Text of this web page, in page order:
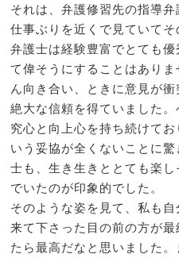
それは、弁護修習先の指導
仕事ぶりを近くで見ていて
弁護士は経験豊富でとても
て偉そうにすることはあり
ん向き合い、ときに意見が
絶大な信頼を得ていました
究心と向上心を持ち続けて
いう妥協が全くないことに
士も、生き生きととても楽
でいたのが印象的でした。
そのような姿を見て、私も
来て下さった目の前の方が
たら最高だなと思いました